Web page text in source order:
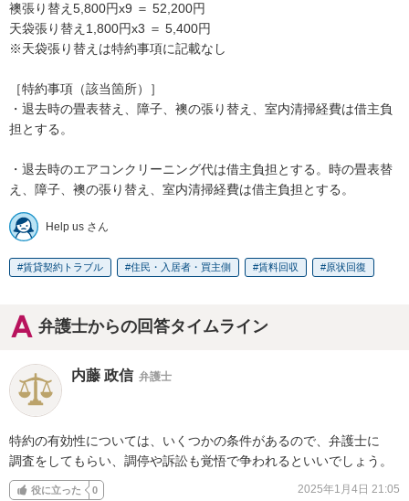
襖張り替え5,800円x9 ＝ 52,200円
天袋張り替え1,800円x3 ＝ 5,400円
※天袋張り替えは特約事項に記載なし
［特約事項（該当箇所）］
・退去時の畳表替え、障子、襖の張り替え、室内清掃経費は借主負
担とする。
・退去時のエアコンクリーニング代は借主負担とする。時の畳表替
え、障子、襖の張り替え、室内清掃経費は借主負担とする。
Help us さん
賃貸契約トラブル 住民・入居者・買主側 賃料回収 原状回復
弁護士からの回答タイムライン
内藤 政信 弁護士
特約の有効性については、いくつかの条件があるので、弁護士に
調査をしてもらい、調停や訴訟も覚悟で争われるといいでしょう。
役に立った 0 2025年1月4日 21:05